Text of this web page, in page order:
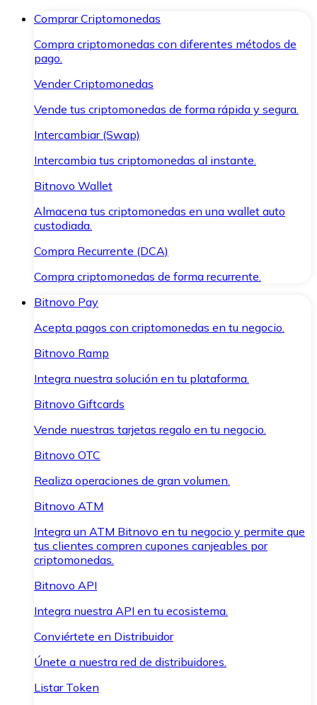
Comprar Criptomonedas
Compra criptomonedas con diferentes métodos de
pago.
Vender Criptomonedas
Vende tus criptomonedas de forma rápida y segura.
Intercambiar (Swap)
Intercambia tus criptomonedas al instante.
Bitnovo Wallet
Almacena tus criptomonedas en una wallet auto
custodiada.
Compra Recurrente (DCA)
Compra criptomonedas de forma recurrente.
Bitnovo Pay
Acepta pagos con criptomonedas en tu negocio.
Bitnovo Ramp
Integra nuestra solución en tu plataforma.
Bitnovo Giftcards
Vende nuestras tarjetas regalo en tu negocio.
Bitnovo OTC
Realiza operaciones de gran volumen.
Bitnovo ATM
Integra un ATM Bitnovo en tu negocio y permite que
tus clientes compren cupones canjeables por
criptomonedas.
Bitnovo API
Integra nuestra API en tu ecosistema.
Conviértete en Distribuidor
Únete a nuestra red de distribuidores.
Listar Token